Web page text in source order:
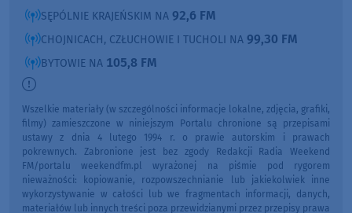
SĘPÓLNIE KRAJEŃSKIM NA 92,6 FM
CHOJNICACH, CZŁUCHOWIE I TUCHOLI NA 99,30 FM
BYTOWIE NA 105,8 FM
Wszelkie materiały (w szczególności informacje lokalne, zdjęcia, grafiki,
filmy) zamieszczone w niniejszym Portalu chronione są przepisami
ustawy z dnia 4 lutego 1994 r. o prawie autorskim i prawach
pokrewnych. Zabronione jest bez zgody Redakcji Radia Weekend
FM/portalu weekendfm.pl wyrażonej na piśmie pod rygorem
nieważności: kopiowanie, rozpowszechnianie lub jakiekolwiek inne
wykorzystywanie w całości lub we fragmentach informacji, danych,
materiałów lub innych treści poza przewidzianymi przez przepisy prawa